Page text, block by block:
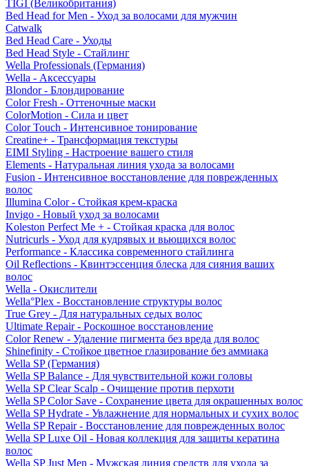
TIGI (Великобритания)
Bed Head for Men - Уход за волосами для мужчин
Catwalk
Bed Head Care - Уходы
Bed Head Style - Стайлинг
Wella Professionals (Германия)
Wella - Аксессуары
Blondor - Блондирование
Color Fresh - Оттеночные маски
ColorMotion - Сила и цвет
Color Touch - Интенсивное тонирование
Creatine+ - Трансформация текстуры
EIMI Styling - Настроение вашего стиля
Elements - Натуральная линия ухода за волосами
Fusion - Интенсивное восстановление для поврежденных
волос
Illumina Color - Стойкая крем-краска
Invigo - Новый уход за волосами
Koleston Perfect Me + - Стойкая краска для волос
Nutricurls - Уход для кудрявых и вьющихся волос
Performance - Классика современного стайлинга
Oil Reflections - Квинтэссенция блеска для сияния ваших
волос
Wella - Окислители
Wella°Plex - Восстановление структуры волос
True Grey - Для натуральных седых волос
Ultimate Repair - Роскошное восстановление
Color Renew - Удаление пигмента без вреда для волос
Shinefinity - Стойкое цветное глазирование без аммиака
Wella SP (Германия)
Wella SP Balance - Для чувствительной кожи головы
Wella SP Clear Scalp - Очищение против перхоти
Wella SP Color Save - Сохранение цвета для окрашенных волос
Wella SP Hydrate - Увлажнение для нормальных и сухих волос
Wella SP Repair - Восстановление для поврежденных волос
Wella SP Luxe Oil - Новая коллекция для защиты кератина
волос
Wella SP Just Men - Мужская линия средств для ухода за